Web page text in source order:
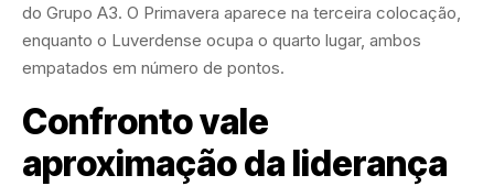
do Grupo A3. O Primavera aparece na terceira colocação,
enquanto o Luverdense ocupa o quarto lugar, ambos
empatados em número de pontos.
Confronto vale
aproximação da liderança